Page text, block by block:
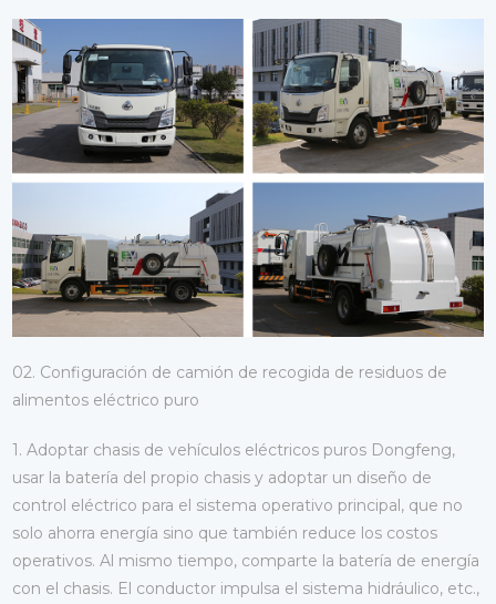
02. Configuración de camión de recogida de residuos de
alimentos eléctrico puro
1. Adoptar chasis de vehículos eléctricos puros Dongfeng,
usar la batería del propio chasis y adoptar un diseño de
control eléctrico para el sistema operativo principal, que no
solo ahorra energía sino que también reduce los costos
operativos. Al mismo tiempo, comparte la batería de energía
con el chasis. El conductor impulsa el sistema hidráulico, etc.,